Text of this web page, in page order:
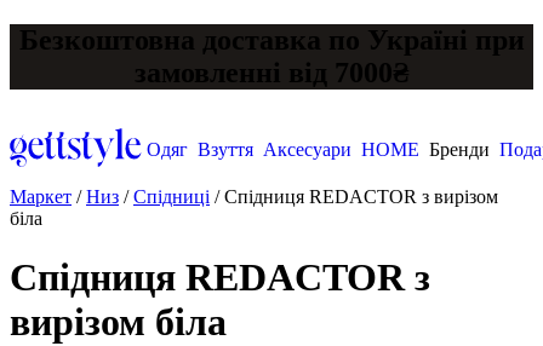
Безкоштовна доставка по Україні при
замовленні від 7000₴
Одяг Взуття Аксесуари HOME Бренди
Маркет /Низ /Спідниці /Спідниця REDACTOR з вирізом
біла
Спідниця REDACTOR з
вирізом біла